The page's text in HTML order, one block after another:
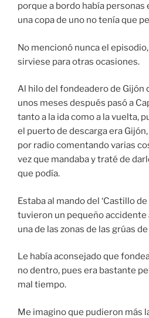
porque a bordo había personas
una copa de uno no tenía que
No mencionó nunca el
sirviese para otras ocasiones.
Al hilo del fondeadero de Gijón
unos meses después pasó a
tanto a la ida como a la vuelta,
el puerto de descarga era
por radio comentando varias
vez que mandaba y traté de
que podía.
Estaba al mando del ‘Castillo
tuvieron un pequeño accidente
una de las zonas de las grúas
Le había aconsejado que
no dentro, pues era bastante
mal tiempo.
Me imagino que pudieron más